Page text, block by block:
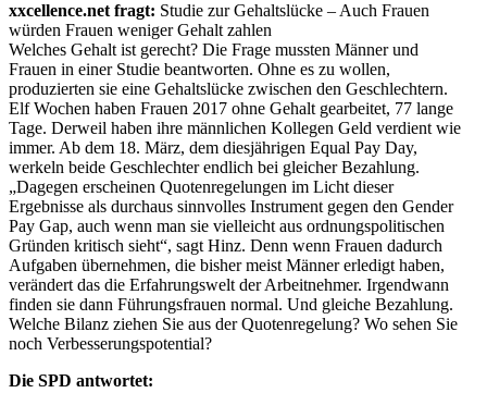
xxcellence.net fragt: Studie zur Gehaltslücke – Auch Frauen
würden Frauen weniger Gehalt zahlen
Welches Gehalt ist gerecht? Die Frage mussten Männer und
Frauen in einer Studie beantworten. Ohne es zu wollen,
produzierten sie eine Gehaltslücke zwischen den Geschlechtern.
Elf Wochen haben Frauen 2017 ohne Gehalt gearbeitet, 77 lange
Tage. Derweil haben ihre männlichen Kollegen Geld verdient wie
immer. Ab dem 18. März, dem diesjährigen Equal Pay Day,
werkeln beide Geschlechter endlich bei gleicher Bezahlung.
„Dagegen erscheinen Quotenregelungen im Licht dieser
Ergebnisse als durchaus sinnvolles Instrument gegen den Gender
Pay Gap, auch wenn man sie vielleicht aus ordnungspolitischen
Gründen kritisch sieht“, sagt Hinz. Denn wenn Frauen dadurch
Aufgaben übernehmen, die bisher meist Männer erledigt haben,
verändert das die Erfahrungswelt der Arbeitnehmer. Irgendwann
finden sie dann Führungsfrauen normal. Und gleiche Bezahlung.
Welche Bilanz ziehen Sie aus der Quotenregelung? Wo sehen Sie
noch Verbesserungspotential?
Die SPD antwortet: